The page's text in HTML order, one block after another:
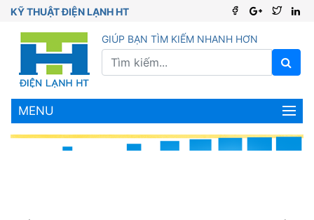
KỸ THUẬT ĐIỆN LẠNH HT
GIÚP BẠN TÌM KIẾM NHANH HƠN
MENU